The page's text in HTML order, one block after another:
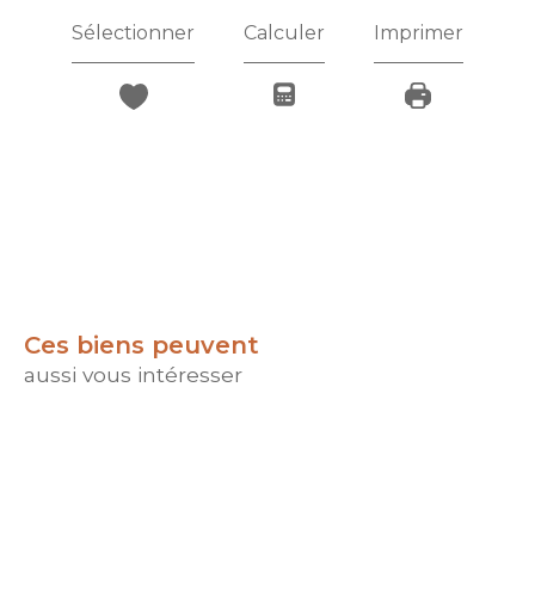
Sélectionner Calculer Imprimer
Ces biens peuvent
aussi vous intéresser